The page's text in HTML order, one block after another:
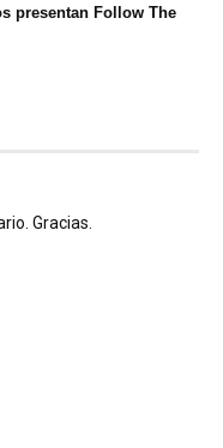
presentan Follow The
Gracias.